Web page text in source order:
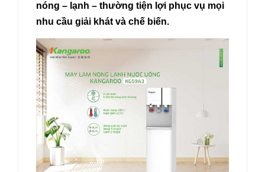
nóng – lạnh – thường tiện lợi phục vụ mọi
nhu cầu giải khát và chế biến.